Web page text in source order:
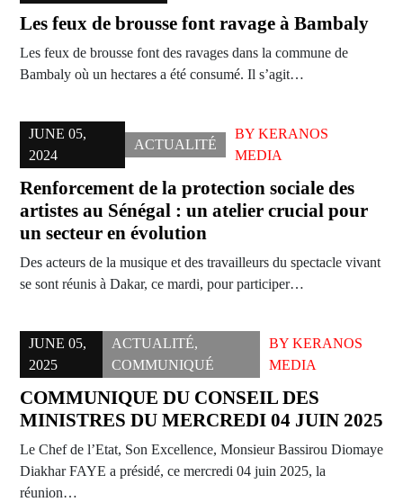
Les feux de brousse font ravage à Bambaly
Les feux de brousse font des ravages dans la commune de
Bambaly où un hectares a été consumé. Il s’agit…
JUNE 05,
2024
ACTUALITÉ
BY KERANOS
MEDIA
Renforcement de la protection sociale des
artistes au Sénégal : un atelier crucial pour
un secteur en évolution
Des acteurs de la musique et des travailleurs du spectacle vivant
se sont réunis à Dakar, ce mardi, pour participer…
JUNE 05,
2025
ACTUALITÉ,
COMMUNIQUÉ
BYKERANOS
MEDIA
COMMUNIQUE DU CONSEIL DES
MINISTRES DU MERCREDI 04 JUIN 2025
Le Chef de l’Etat, Son Excellence, Monsieur Bassirou Diomaye
Diakhar FAYE a présidé, ce mercredi 04 juin 2025, la
réunion…